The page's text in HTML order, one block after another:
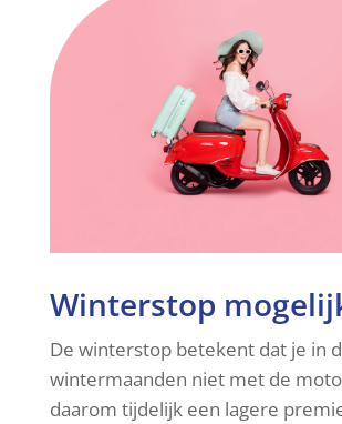
Winterstop
De winterstop betekent dat je in
wintermaanden niet met de
daarom tijdelijk een lagere